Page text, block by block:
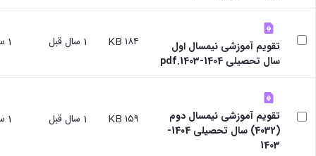
تقویم آموزشی نیمسال اول
سال تحصیلی 1404-1403.pdf
۱۸۴ KB 1 سال قبل 1 سال قبل
تقویم آموزشی نیمسال دوم
(4032) سال تحصیلی 1404-
1403
۱۵۹ KB 1 سال قبل 1 سال قبل